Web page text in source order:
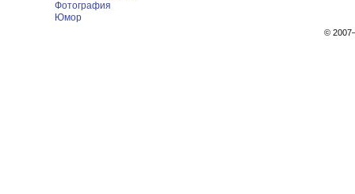
Фотография
Юмор
©